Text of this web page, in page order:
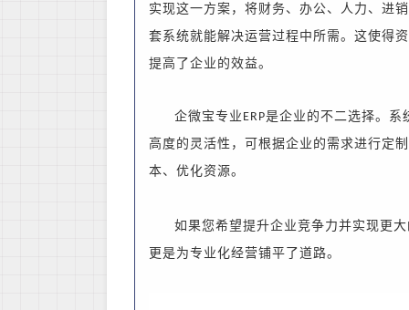
实现这一方案，将财务、 办公、人力 、进
套系统就能解决运营过程中所需。 这使得
提高了企业的效益。
企微宝专业 ERP是企业的不二选择。系
高度的灵活性，可根据企业的需求进行定
本、优化资源。
如果您希望提升企业竞争力并实现更
更是为专业化经营铺平了道路。